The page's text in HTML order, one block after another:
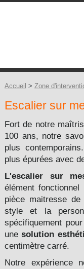
Accueil > Zone
Escalier sur
Fort de notre
100 ans, notre
plus
plus épurées avec
L'escalier sur
élément
pièce maitresse
style et la
spécifiquement
unesolution
centimètre carré.
Notre expérience